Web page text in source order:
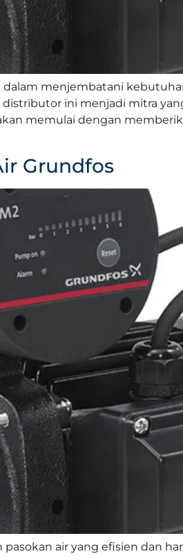
menjembatani
ini menjadi mitra
memulai dengan
Grundfos
air yang efisien dan